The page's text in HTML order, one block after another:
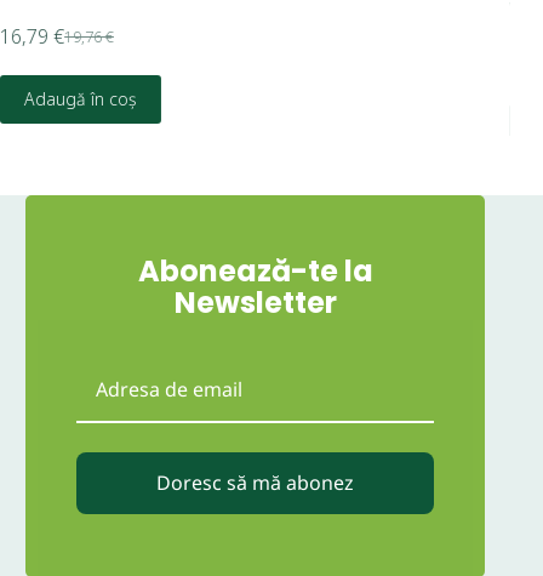
19,76€
16,79 €
Adaugă în coș
Abonează-te la
Newsletter
Doresc să mă abonez